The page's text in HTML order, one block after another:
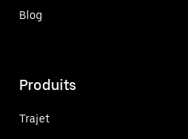
Blog
Produits
Trajet